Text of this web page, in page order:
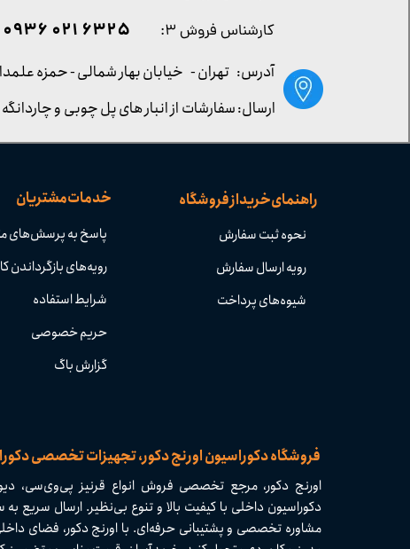
​​فروشگاه دکوراسیون اورنج دکور، تجهیزات تخصصی
راهنمای خرید از فروشگاه
نحوه ثبت سفارش
رویه ارسال سفارش
شیوه‌های پرداخت
خدمات مشتریان
پاسخ به پرسش‌های
رویه‌های بازگرداندن
شرایط استفاده
حریم خصوصی
گزارش باگ
اورنج دکور، مرجع تخصصی فروش انواع قرنیز پی‌وی‌سی،
مشاوره تخصصی و پشتیبانی حرفه‌ای. با اورنج دکور، فضای
کارشناس فروش ۳: ۶۳۲۵ ۰۲۱ ۰۹۳۶
آدرس: تهران - خیابان بهار شمالی - حمزه
ارسال: سفارشات از انبار های پل چوبی و